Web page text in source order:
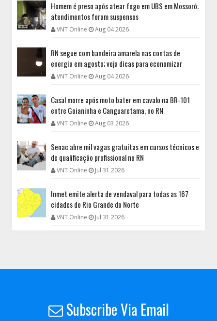
Homem é preso após atear fogo em UBS em Mossoró;
atendimentos foram suspensos
VNT Online Aug 04 2026
RN segue com bandeira amarela nas contas de
energia em agosto; veja dicas para economizar
VNT Online Aug 04 2026
Casal morre após moto bater em cavalo na BR-101
entre Goianinha e Canguaretama, no RN
VNT Online Aug 03 2026
Senac abre mil vagas gratuitas em cursos técnicos e
de qualificação profissional no RN
VNT Online Jul 31 2026
Inmet emite alerta de vendaval para todas as 167
cidades do Rio Grande do Norte
VNT Online Jul 31 2026
Subscribe Via Email